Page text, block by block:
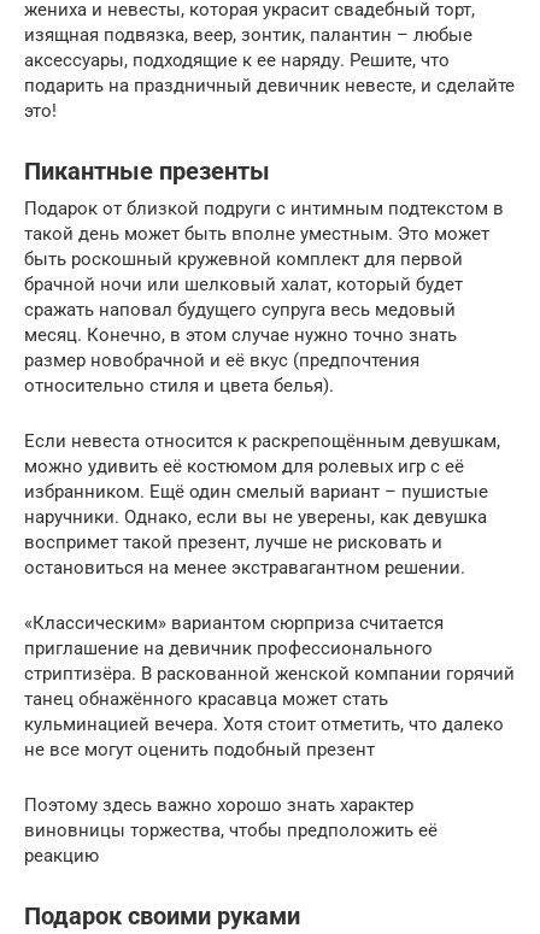
жениха и невесты, которая украсит свадебный торт,
изящная подвязка, веер, зонтик, палантин – любые
аксессуары, подходящие к ее наряду. Решите, что
подарить на праздничный девичник невесте, и сделайте
это!
Пикантные презенты
Подарок от близкой подруги с интимным подтекстом в
такой день может быть вполне уместным. Это может
быть роскошный кружевной комплект для первой
брачной ночи или шелковый халат, который будет
сражать наповал будущего супруга весь медовый
месяц. Конечно, в этом случае нужно точно знать
размер новобрачной и её вкус (предпочтения
относительно стиля и цвета белья).
Если невеста относится к раскрепощённым девушкам,
можно удивить её костюмом для ролевых игр с её
избранником. Ещё один смелый вариант – пушистые
наручники. Однако, если вы не уверены, как девушка
воспримет такой презент, лучше не рисковать и
остановиться на менее экстравагантном решении.
«Классическим» вариантом сюрприза считается
приглашение на девичник профессионального
стриптизёра. В раскованной женской компании горячий
танец обнажённого красавца может стать
кульминацией вечера. Хотя стоит отметить, что далеко
не все могут оценить подобный презент
Поэтому здесь важно хорошо знать характер
виновницы торжества, чтобы предположить её
реакцию
Подарок своими руками